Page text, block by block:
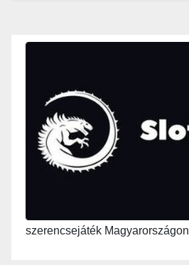
szerencsejáték Magyarországon